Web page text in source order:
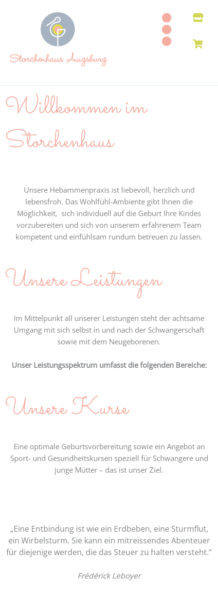
Willkommen im
Storchenhaus
Unsere Hebammenpraxis ist liebevoll, herzlich und
lebensfroh. Das Wohlfühl-Ambiente gibt Ihnen die
Möglichkeit, sich individuell auf die Geburt Ihre Kindes
vorzubereiten und sich von unserem erfahrenem Team
kompetent und einfühlsam rundum betreuen zu lassen.
Unsere Leistungen
Im Mittelpunkt all unserer Leistungen steht der achtsame
Umgang mit sich selbst in und nach der Schwangerschaft
sowie mit dem Neugeborenen.
Unser Leistungsspektrum umfasst die folgenden Bereiche:
Unsere Kurse
Eine optimale Geburtsvorbereitung sowie ein Angebot an
Sport- und Gesundheitskursen speziell für Schwangere und
junge Mütter – das ist unser Ziel.
„Eine Entbindung ist wie ein Erdbeben, eine Sturmflut,
ein Wirbelsturm. Sie kann ein mitreissendes Abenteuer
für diejenige werden, die das Steuer zu halten versteht.“
Frédérick Leboyer